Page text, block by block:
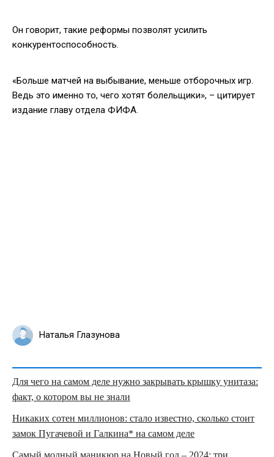
Он говорит, такие реформы позволят усилить
конкурентоспособность.
«Больше матчей на выбывание, меньше отборочных игр.
Ведь это именно то, чего хотят болельщики», – цитирует
издание главу отдела ФИФА.
Наталья Глазунова
Для чего на самом деле нужно закрывать крышку унитаза:
факт, о котором вы не знали
Никаких сотен миллионов: стало известно, сколько стоит
замок Пугачевой и Галкина* на самом деле
Самый модный маникюр на Новый год – 2024: три